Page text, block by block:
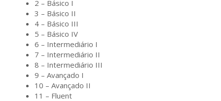
2 – Básico I
3 – Básico II
4 – Básico III
5 – Básico IV
6 – Intermediário I
7 – Intermediário II
8 – Intermediário III
9 – Avançado I
10 – Avançado II
11 – Fluent